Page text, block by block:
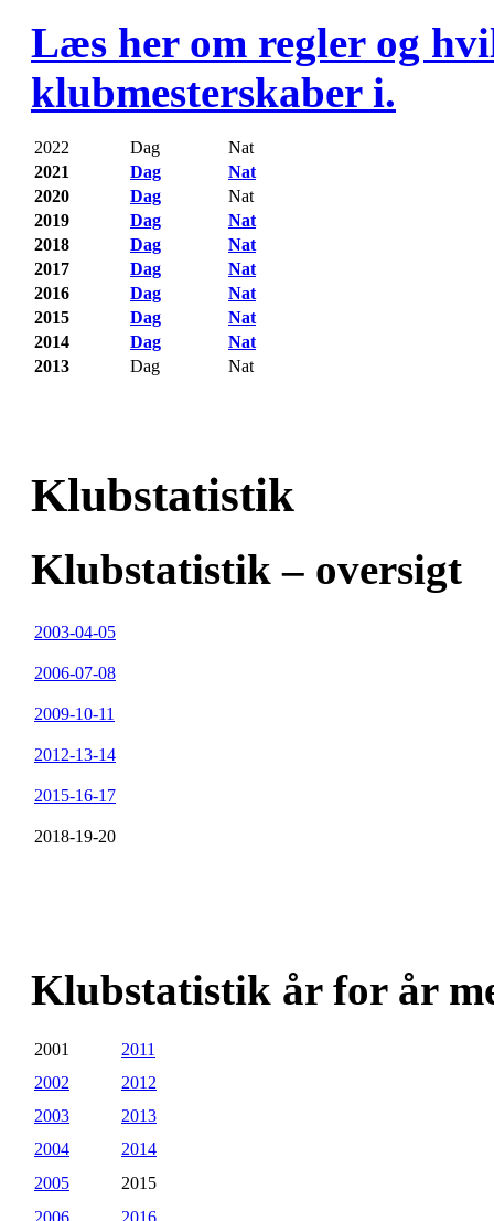
Læs her om regler og
klubmesterskaber i.
2022 Dag
Nat
2021
Dag
Nat
2020
Dag
Nat
2019
Dag
Nat
2018
Dag
Nat
2017
Dag
Nat
2016
Dag
Nat
2015
Dag
Nat
2014
Dag
Nat
2013
Dag Nat
Klubstatistik
Klubstatistik – oversigt
2003-04-05
2006-07-08
2009-10-11
2012-13-14
2015-16-17
2018-19-20
Klubstatistik år for år
2001
2011
2002
2012
2003
2013
2004
2014
2005
2015